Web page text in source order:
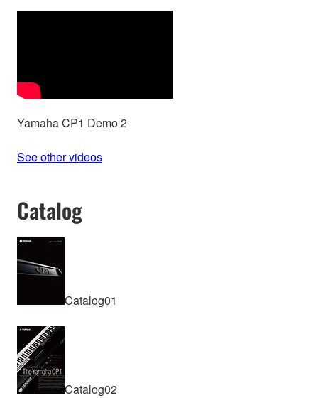
Yamaha CP1 Demo 2
See other videos
Catalog
Catalog01
Catalog02